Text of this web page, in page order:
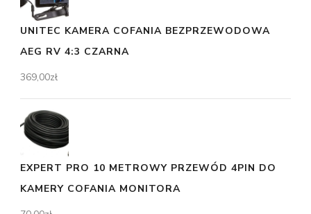
UNITEC KAMERA COFANIA BEZPRZEWODOWA
AEG RV 4:3 CZARNA
369,00zł
EXPERT PRO 10 METROWY PRZEWÓD 4PIN DO
KAMERY COFANIA MONITORA